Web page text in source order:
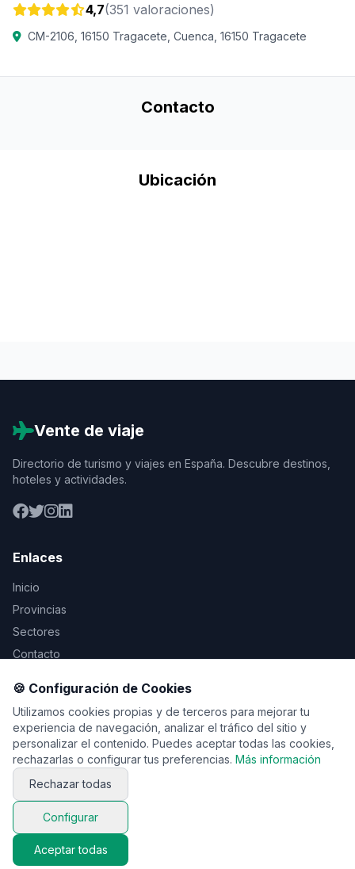
4,7(351 valoraciones)
CM-2106, 16150 Tragacete, Cuenca, 16150 Tragacete
Contacto
Ubicación
Vente de viaje
Directorio de turismo y viajes en España. Descubre destinos,
hoteles y actividades.
Enlaces
Inicio
Provincias
Sectores
Contacto
Legal
Aviso Legal
Privacidad
Cookies
© 2026 Vente de viaje. Todos los derechos reservados.
🍪 Configuración de Cookies
Utilizamos cookies propias y de terceros para mejorar tu
experiencia de navegación, analizar el tráfico del sitio y
personalizar el contenido. Puedes aceptar todas las cookies,
rechazarlas o configurar tus preferencias. Más información
Rechazar todas
Configurar
Aceptar todas